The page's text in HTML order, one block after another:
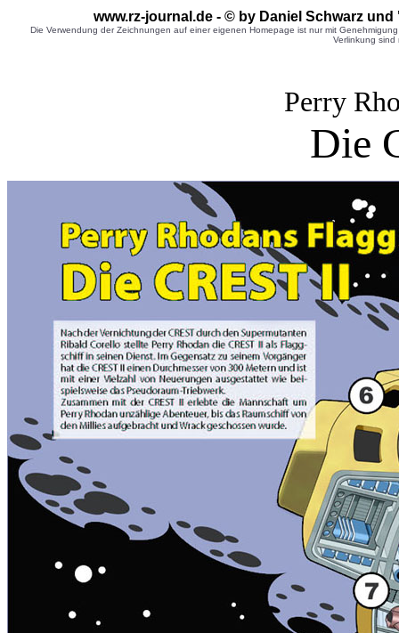
www.rz-journal.de - © by Daniel Schwarz
Die Verwendung der Zeichnungen auf einer eigenen Homepage ist nur mit
Verlinkung sind
Perry
Die